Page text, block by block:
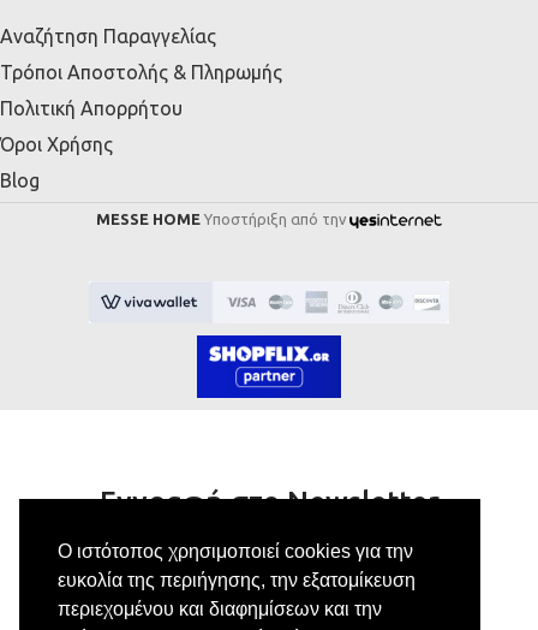
Ο ιστότοπος χρησιμοποιεί cookies για την
ευκολία της περιήγησης, την εξατομίκευση
περιεχομένου και διαφημίσεων και την
Αναζήτηση Παραγγελίας
Τρόποι Αποστολής & Πληρωμής
Πολιτική Απορρήτου
Όροι Χρήσης
Blog
MESSE HOME Υποστήριξη από την
Εγγραφή στο Newsletter
Κάνε εγγραφή στο newsletter μας για να
λαμβάνεις αποκλειστικές προσφορές.